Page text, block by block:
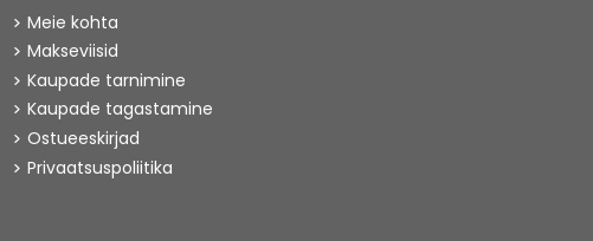
Meie kohta
Makseviisid
Kaupade tarnimine
Kaupade tagastamine
Ostueeskirjad
Privaatsuspoliitika